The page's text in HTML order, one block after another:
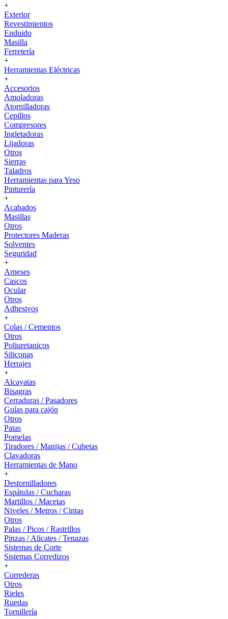
+
Exterior
Revestimientos
Enduido
Masilla
Ferretería
+
Herramientas Eléctricas
+
Accesorios
Amoladoras
Atornilladoras
Cepillos
Compresores
Ingletadoras
Lijadoras
Otros
Sierras
Taladros
Herramientas para Yeso
Pinturería
+
Acabados
Masillas
Otros
Protectores Maderas
Solventes
Seguridad
+
Arneses
Cascos
Ocular
Otros
Adhesivos
+
Colas / Cementos
Otros
Poliuretanicos
Siliconas
Herrajes
+
Alcayatas
Bisagras
Cerraduras / Pasadores
Guías para cajón
Otros
Patas
Pomelas
Tiradores / Manijas / Cubetas
Clavadoras
Herramientas de Mano
+
Destornilladores
Espátulas / Cucharas
Martillos / Macetas
Niveles / Metros / Cintas
Otros
Palas / Picos / Rastrillos
Pinzas / Alicates / Tenazas
Sistemas de Corte
Sistemas Corredizos
+
Correderas
Otros
Rieles
Ruedas
Tornillería